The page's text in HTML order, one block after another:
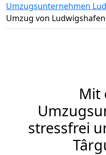
Umzugsunternehmen
Umzug von
Mit
stressfrei